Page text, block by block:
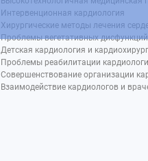
Интервенционная кардиология
Хирургические методы лечения
Проблемы вегетативных
Детская кардиология и
Проблемы реабилитации
Совершенствование организации
Взаимодействие кардиологов и